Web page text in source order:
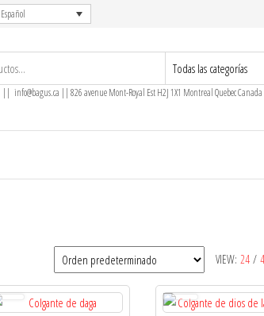
Español
|| info@bagus.ca || 826avenue Mont-Royal Est H2J 1X1 MontrealQuebecCanada
VIEW: 24 /